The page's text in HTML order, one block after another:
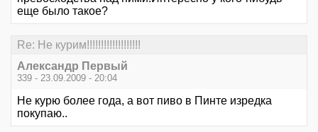
еще было такое?
Re: Не курим!!!!!!!!!!!!!!!!!!!
Александр Первый
339 - 23.09.2009 - 20:04
Не курю более года, а вот пиво в Пинте изредка
покупаю..